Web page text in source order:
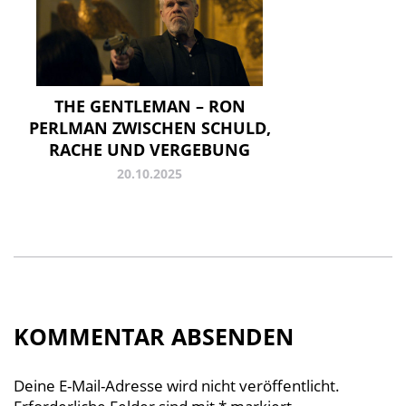
THE GENTLEMAN – RON
PERLMAN ZWISCHEN SCHULD,
RACHE UND VERGEBUNG
20.10.2025
KOMMENTAR ABSENDEN
Deine E-Mail-Adresse wird nicht veröffentlicht.